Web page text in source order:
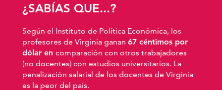
¿SABÍAS QUE...?
Según el Instituto de Política Económica, los
profesores de Virginia ganan 67 céntimos por
dólar en comparación con otros trabajadores
(no docentes) con estudios universitarios. La
penalización salarial de los docentes de Virginia
es la peor del país.